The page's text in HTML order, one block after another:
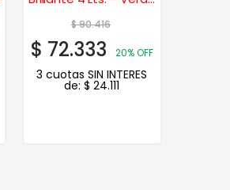
$90.416
$ 72.333 20% OFF
3 cuotas SIN INTERES
de:$ 24.111